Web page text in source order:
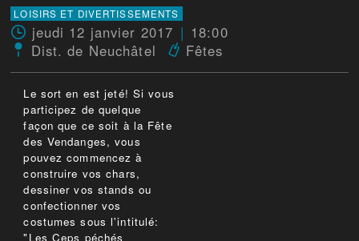
LOISIRS ET DIVERTISSEMENTS
jeudi 12 janvier 2017
18:00
Dist. de Neuchâtel
Fêtes
Le sort en est jeté! Si vous
participez de quelque
façon que ce soit à la Fête
des Vendanges, vous
pouvez commencez à
construire vos chars,
dessiner vos stands ou
confectionner vos
costumes sous l'intitulé:
"Les Ceps péchés